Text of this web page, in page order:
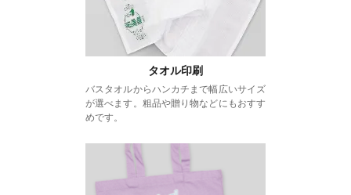
タオル印刷
バスタオルからハンカチまで幅広いサイズ
が選べます。粗品や贈り物などにもおすす
めです。